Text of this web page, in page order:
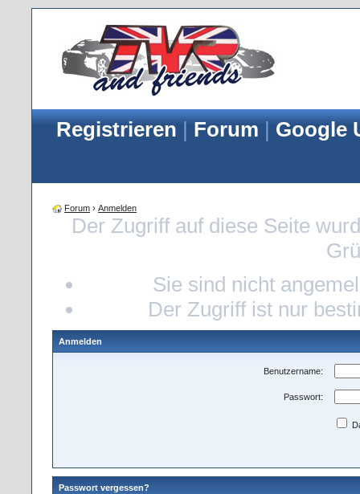
Registrieren | Forum | Google
Forum › Anmelden
Der Zugriff auf diese Seite
Sie sind nicht
Der Zugriff ist nur
Anmelden
Benutzername:
Passwort:
Passwort vergessen?